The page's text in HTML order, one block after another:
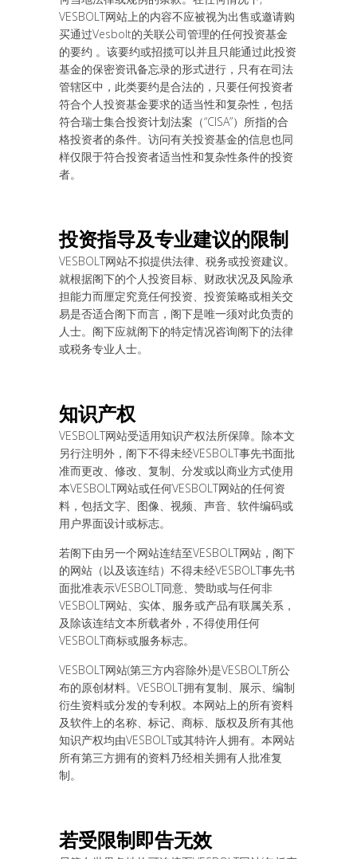
VESBOLT网站上的内容不应被视为出售或邀请购
买通过Vesbolt的关联公司管理的任何投资基金
的要约 。该要约或招揽可以并且只能通过此投资
基金的保密资讯备忘录的形式进行，只有在司法
管辖区中，此类要约是合法的，只要任何投资者
符合个人投资基金要求的适当性和复杂性，包括
符合瑞士集合投资计划法案（“CISA”）所指的合
格投资者的条件。访问有关投资基金的信息也同
样仅限于符合投资者适当性和复杂性条件的投资
者。
投资指导及专业建议的限制
VESBOLT网站不拟提供法律、税务或投资建议。
就根据阁下的个人投资目标、财政状况及风险承
担能力而厘定究竟任何投资、投资策略或相关交
易是否适合阁下而言，阁下是唯一须对此负责的
人士。阁下应就阁下的特定情况咨询阁下的法律
或税务专业人士。
知识产权
VESBOLT网站受适用知识产权法所保障。除本文
另行注明外，阁下不得未经VESBOLT事先书面批
准而更改、修改、复制、分发或以商业方式使用
本VESBOLT网站或任何VESBOLT网站的任何资
料，包括文字、图像、视频、声音、软件编码或
用户界面设计或标志。
若阁下由另一个网站连结至VESBOLT网站，阁下
的网站（以及该连结）不得未经VESBOLT事先书
面批准表示VESBOLT同意、赞助或与任何非
VESBOLT网站、实体、服务或产品有联属关系，
及除该连结文本所载者外，不得使用任何
VESBOLT商标或服务标志。
VESBOLT网站(第三方内容除外)是VESBOLT所公
布的原创材料。VESBOLT拥有复制、展示、编制
衍生资料或分发的专利权。本网站上的所有资料
及软件上的名称、标记、商标、版权及所有其他
知识产权均由VESBOLT或其特许人拥有。本网站
所有第三方拥有的资料乃经相关拥有人批准复
制。
若受限制即告无效